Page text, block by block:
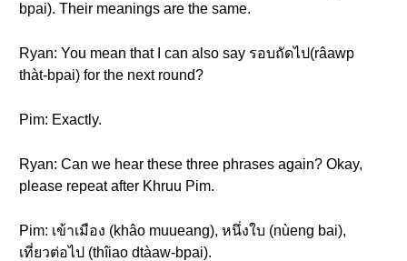
bpai). Their meanings are the same.
Ryan: You mean that I can also say รอบถัดไป(râawp
thàt-bpai) for the next round?
Pim: Exactly.
Ryan: Can we hear these three phrases again? Okay,
please repeat after Khruu Pim.
Pim: เข้าเมือง (khâo muueang), หนึ่งใบ (nùeng bai),
เที่ยวต่อไป (thîiao dtàaw-bpai).